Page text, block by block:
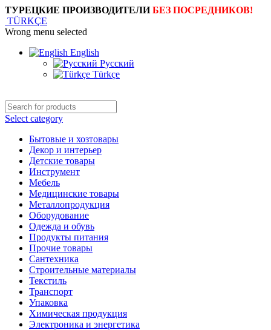
ТУРЕЦКИЕ ПРОИЗВОДИТЕЛИБЕЗ ПОСРЕДНИКОВ!
TÜRKÇE
Wrong menu selected
English
Русский
Türkçe
Select category
Бытовые и хозтовары
Декор и интерьер
Детские товары
Инструмент
Мебель
Медицинские товары
Металлопродукция
Оборудование
Одежда и обувь
Продукты питания
Прочие товары
Сантехника
Строительные материалы
Текстиль
Транспорт
Упаковка
Химическая продукция
Электроника и энергетика